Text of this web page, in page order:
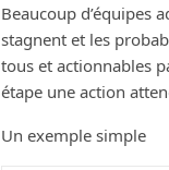
Beaucoup d’équipes
stagnent et les
tous et actionnables
étape une action
Un exemple simple